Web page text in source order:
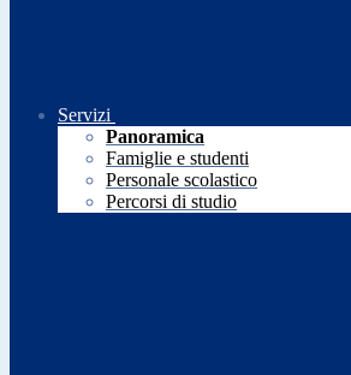
Servizi
Panoramica
Famiglie e studenti
Personale scolastico
Percorsi di studio